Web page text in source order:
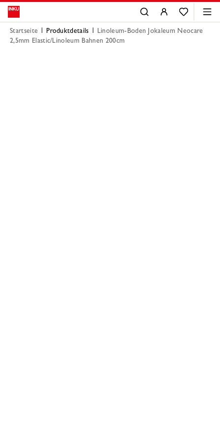
Startseite Produktdetails
Linoleum-Boden Jokaleum Neocare
2,5mm Elastic/Linoleum Bahnen 200cm